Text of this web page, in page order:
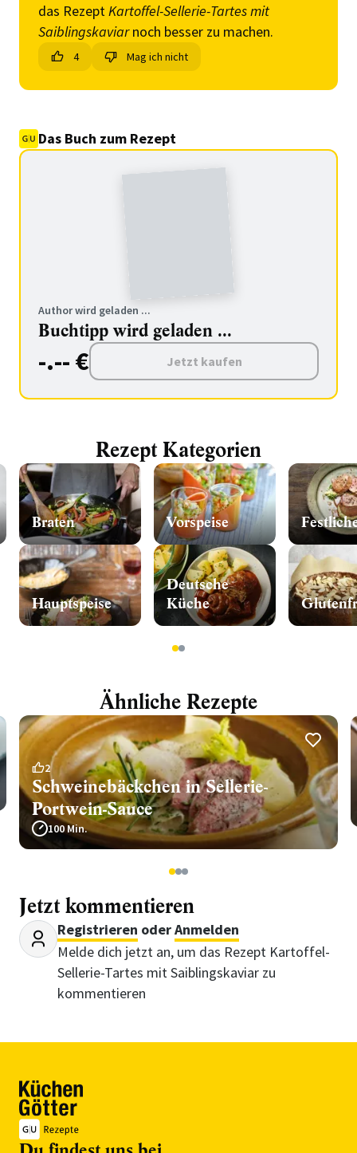
das RezeptKartoffel-Sellerie-Tartes mit
Saiblingskaviarnoch besser zu machen.
4 Mag ich nicht
Das Buch zum Rezept
Author wird geladen ...
Buchtipp wird geladen ...
-.-- € Jetzt kaufen
Rezept Kategorien
Braten
Hauptspeise
Vorspeise
Deutsche
Küche
12
Ähnliche Rezepte
2
Schweinebäckchen in Sellerie-
Portwein-Sauce
100 Min.
123
Jetzt kommentieren
Registrieren oderAnmelden
Melde dich jetzt an, um das Rezept Kartoffel-
Sellerie-Tartes mit Saiblingskaviar zu
kommentieren